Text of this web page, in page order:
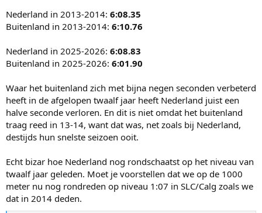
Nederland in 2013-2014: 6:08.35
Buitenland in 2013-2014: 6:10.76
Nederland in 2025-2026: 6:08.83
Buitenland in 2025-2026: 6:01.90
Waar het buitenland zich met bijna negen seconden verbeterd
heeft in de afgelopen twaalf jaar heeft Nederland juist een
halve seconde verloren. En dit is niet omdat het buitenland
traag reed in 13-14, want dat was, net zoals bij Nederland,
destijds hun snelste seizoen ooit.
Echt bizar hoe Nederland nog rondschaatst op het niveau van
twaalf jaar geleden. Moet je voorstellen dat we op de 1000
meter nu nog rondreden op niveau 1:07 in SLC/Calg zoals we
dat in 2014 deden.